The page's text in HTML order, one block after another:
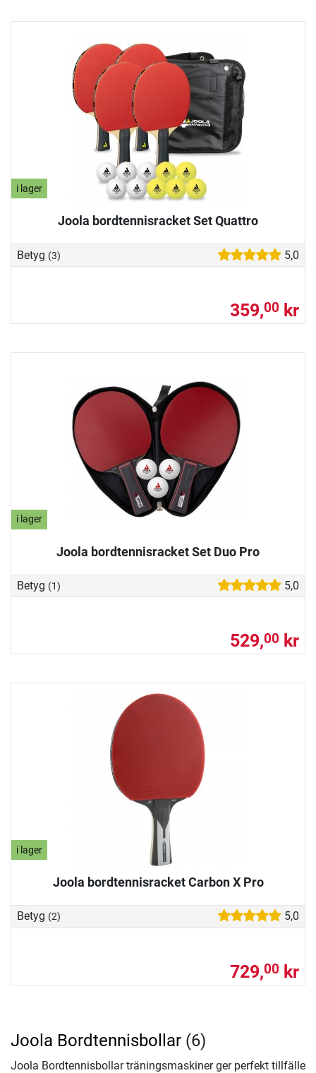
i lager
Joola bordtennisracket Set Quattro
Betyg (3) 5,0
359,00 kr
i lager
Joola bordtennisracket Set Duo Pro
Betyg (1) 5,0
529,00 kr
i lager
Joola bordtennisracket Carbon X Pro
Betyg (2) 5,0
729,00 kr
Joola Bordtennisbollar (6)
Joola Bordtennisbollar träningsmaskiner ger perfekt tillfälle